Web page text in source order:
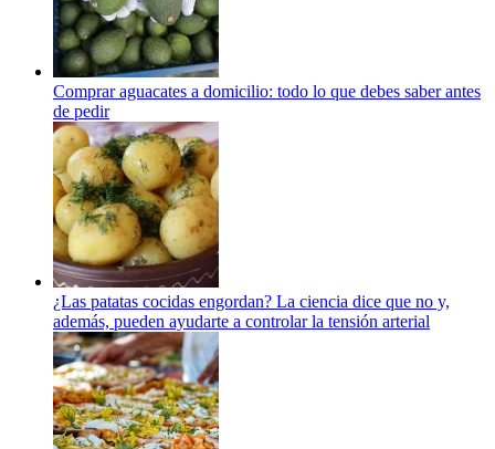
Comprar aguacates a domicilio: todo lo que debes saber antes
de pedir
¿Las patatas cocidas engordan? La ciencia dice que no y,
además, pueden ayudarte a controlar la tensión arterial